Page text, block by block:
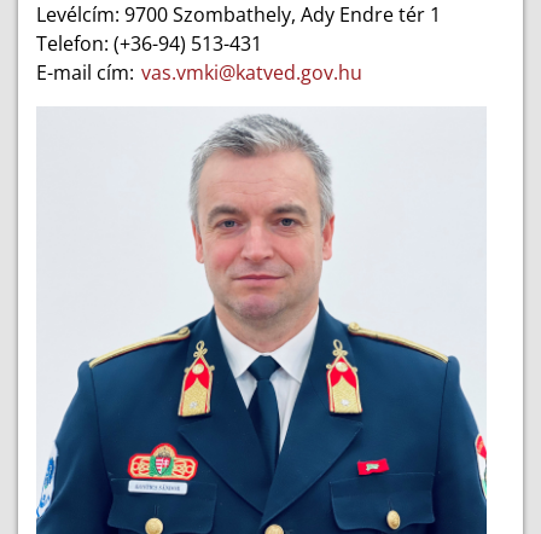
Levélcím: 9700 Szombathely, Ady Endre tér 1
Telefon: (+36-94) 513-431
E-mail cím: vas.vmki@katved.gov.hu